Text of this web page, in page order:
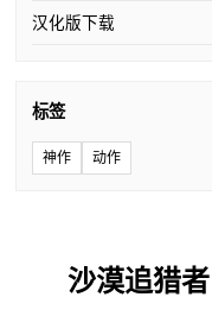
汉化版下载
标签
神作 动作
沙漠追猎